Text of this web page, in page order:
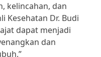
kelincahan, dan
Kesehatan Dr. Budi
dapat menjadi
dan